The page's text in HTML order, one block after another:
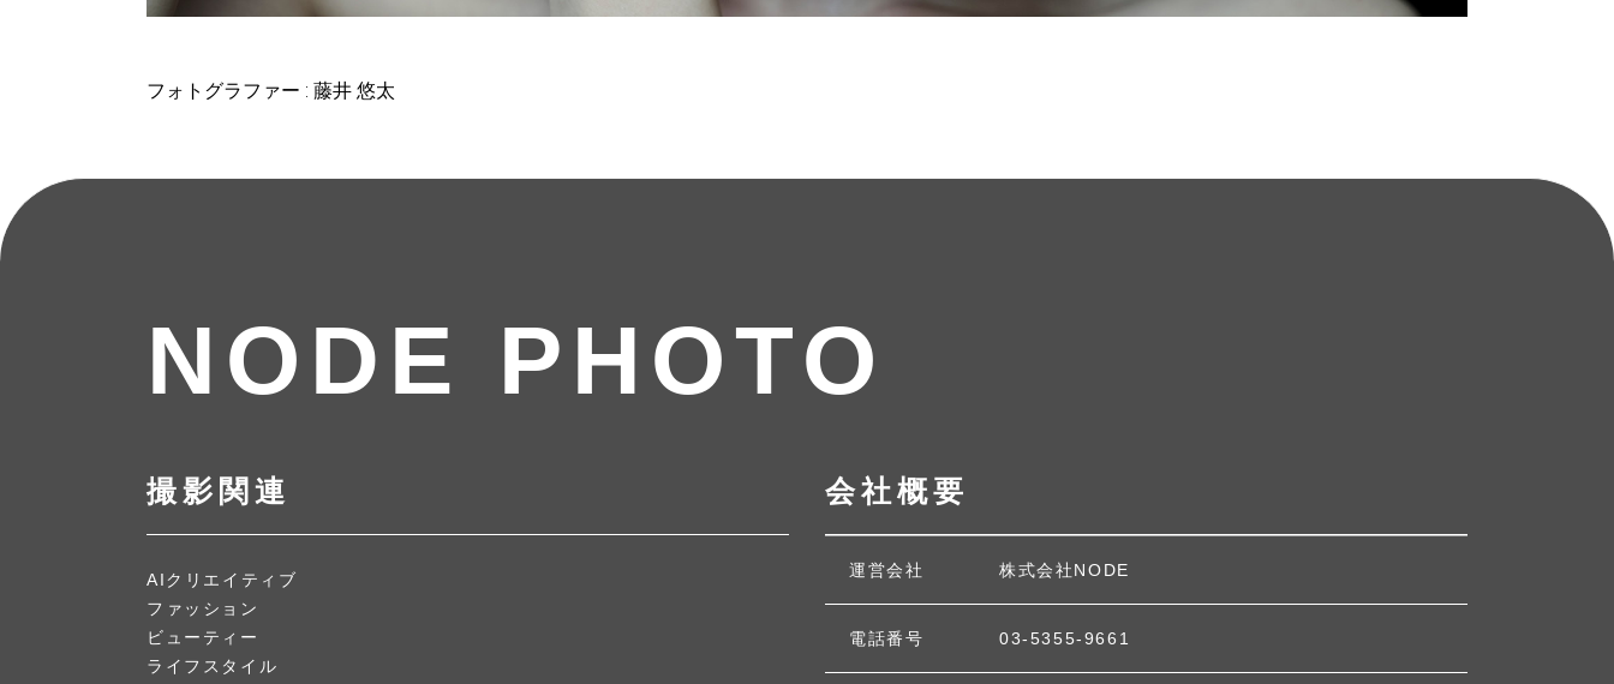
フォトグラファー : 藤井 悠太
NODE PHOTO
撮影関連
AIクリエイティブ
ファッション
ビューティー
ライフスタイル
会社概要
運営会社 株式会社NODE
電話番号 03-5355-9661